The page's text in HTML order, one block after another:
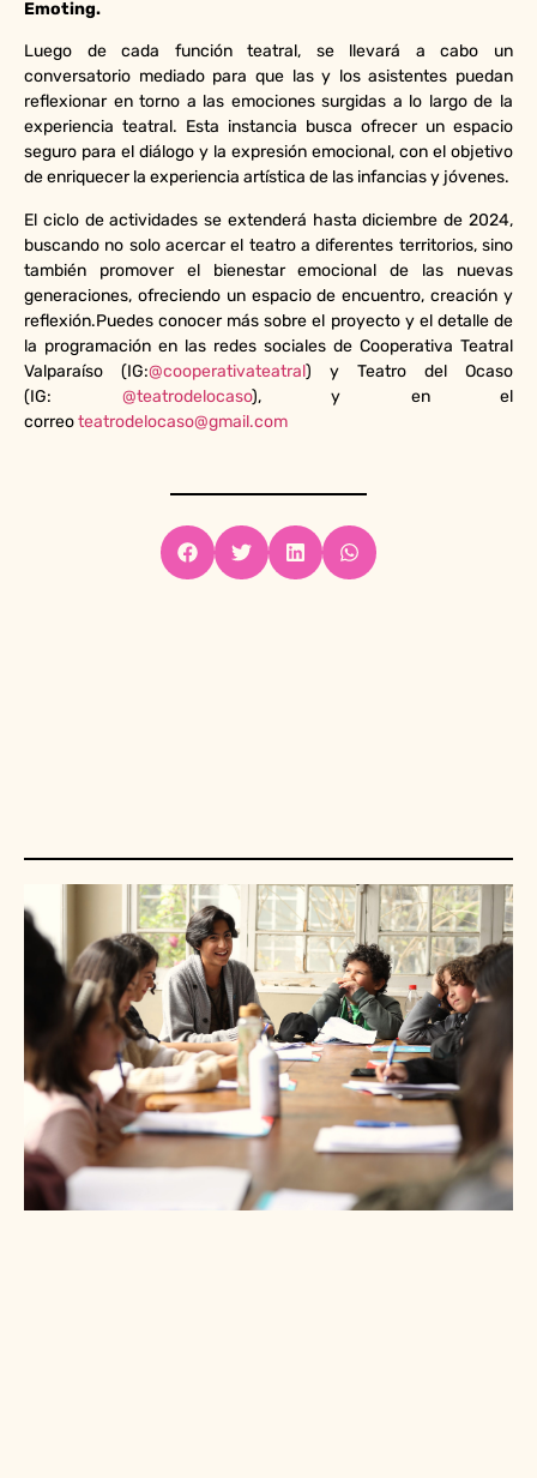
Emoting.
Luego de cada función teatral, se llevará a cabo un
conversatorio mediado para que las y los asistentes puedan
reflexionar en torno a las emociones surgidas a lo largo de la
experiencia teatral. Esta instancia busca ofrecer un espacio
seguro para el diálogo y la expresión emocional, con el objetivo
de enriquecer la experiencia artística de las infancias y jóvenes.
El ciclo de actividades se extenderá hasta diciembre de 2024,
buscando no solo acercar el teatro a diferentes territorios, sino
también promover el bienestar emocional de las nuevas
generaciones, ofreciendo un espacio de encuentro, creación y
reflexión.Puedes conocer más sobre el proyecto y el detalle de
la programación en las redes sociales de Cooperativa Teatral
Valparaíso (IG:@cooperativateatral) y Teatro del Ocaso
(IG: @teatrodelocaso), y en el
correoteatrodelocaso@gmail.com